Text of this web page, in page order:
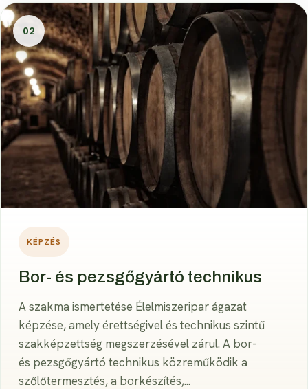
02
KÉPZÉS
Bor- és pezsgőgyártó technikus
A szakma ismertetése Élelmiszeripar ágazat
képzése, amely érettségivel és technikus szintű
szakképzettség megszerzésével zárul. A bor-
és pezsgőgyártó technikus közreműködik a
szőlőtermesztés, a borkészítés,...